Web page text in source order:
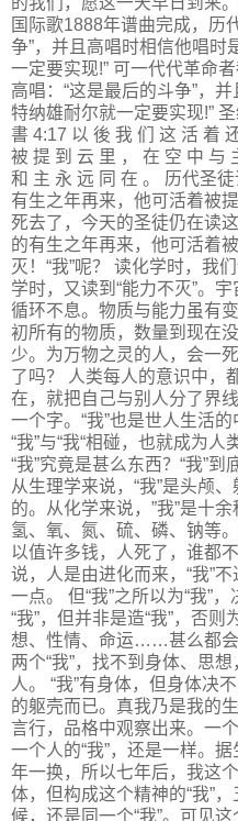
国际歌1888年谱曲完成，历
争”，并且高唱时相信他唱时
一定要实现!” 可一代代革命
高唱：“这是最后的斗争”，
特纳雄耐尔就一定要实现!”
書 4:17 以 後 我 们 这 活 着
被 提 到 云 里 ， 在 空 中 与
和 主 永 远 同 在 。 历代圣
有生之年再来，他可活着被
死去了，今天的圣徒仍在读
的有生之年再来，他可活着
灭！“我”呢？ 读化学时，我
学时，又读到“能力不灭”。
循环不息。物质与能力虽有
初所有的物质，数量到现在
少。为万物之灵的人，会一
了吗？ 人类每人的意识中，
在，就把自己与别人分了界
一个字。“我”也是世人生活的
“我”与“我“相碰，也就成为
“我”究竟是甚么东西？“我”到
从生理学来说，“我”是头颅
的。从化学来说，”我”是十
氢、氧、氮、硫、磷、钠等
以值许多钱，人死了，谁都
说，人是由进化而来，“我”
一点。 但“我”之所以为“我”
“我”，但并非是造“我”，否
想、性情、命运……甚么都
两个“我”，找不到身体、思
人。 “我”有身体，但身体决
的躯壳而已。真我乃是我的
言行，品格中观察出来。一
一个人的“我”，还是一样。
年一换，所以七年后，我这
体，但构成这个精神的“我”
候，还是同一个“我”。可见